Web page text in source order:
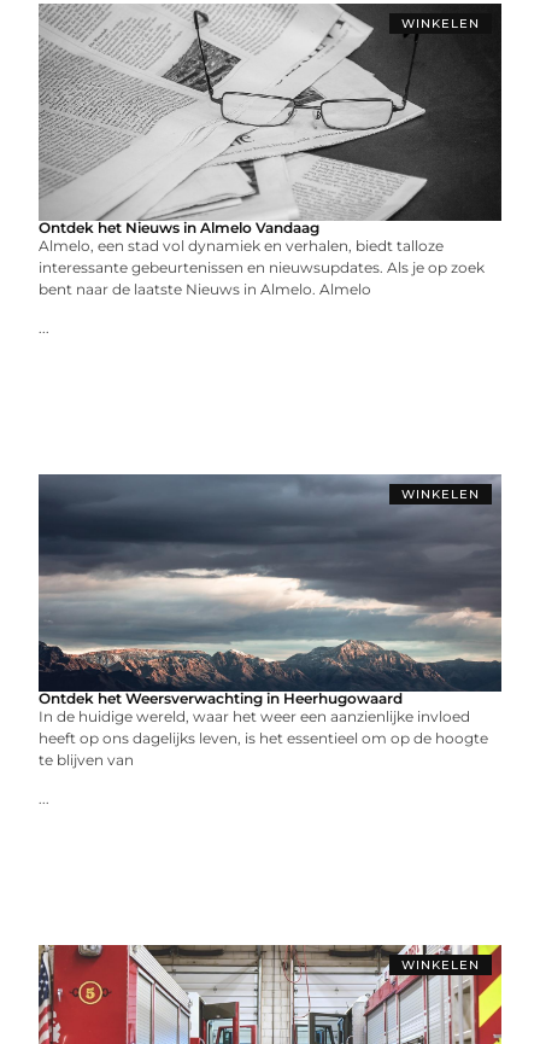
WINKELEN
Ontdek het Nieuws in Almelo Vandaag
Almelo, een stad vol dynamiek en verhalen, biedt talloze
interessante gebeurtenissen en nieuwsupdates. Als je op zoek
bent naar de laatste Nieuws in Almelo. Almelo
...
WINKELEN
Ontdek het Weersverwachting in Heerhugowaard
In de huidige wereld, waar het weer een aanzienlijke invloed
heeft op ons dagelijks leven, is het essentieel om op de hoogte
te blijven van
...
WINKELEN